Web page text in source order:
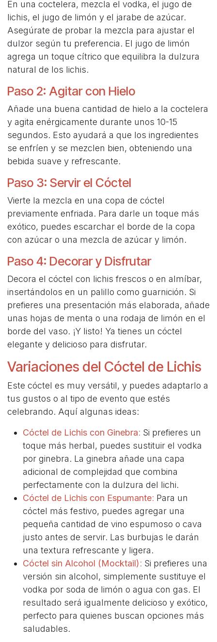
En una coctelera, mezcla el vodka, el jugo de
lichis, el jugo de limón y el jarabe de azúcar.
Asegúrate de probar la mezcla para ajustar el
dulzor según tu preferencia. El jugo de limón
agrega un toque cítrico que equilibra la dulzura
natural de los lichis.
Paso 2: Agitar con Hielo
Añade una buena cantidad de hielo a la coctelera
y agita enérgicamente durante unos 10-15
segundos. Esto ayudará a que los ingredientes
se enfríen y se mezclen bien, obteniendo una
bebida suave y refrescante.
Paso 3: Servir el Cóctel
Vierte la mezcla en una copa de cóctel
previamente enfriada. Para darle un toque más
exótico, puedes escarchar el borde de la copa
con azúcar o una mezcla de azúcar y limón.
Paso 4: Decorar y Disfrutar
Decora el cóctel con lichis frescos o en almíbar,
insertándolos en un palillo como guarnición. Si
prefieres una presentación más elaborada, añade
unas hojas de menta o una rodaja de limón en el
borde del vaso. ¡Y listo! Ya tienes un cóctel
elegante y delicioso para disfrutar.
Variaciones del Cóctel de Lichis
Este cóctel es muy versátil, y puedes adaptarlo a
tus gustos o al tipo de evento que estés
celebrando. Aquí algunas ideas:
Cóctel de Lichis con Ginebra: Si prefieres un
toque más herbal, puedes sustituir el vodka
por ginebra. La ginebra añade una capa
adicional de complejidad que combina
perfectamente con la dulzura del lichi.
Cóctel de Lichis con Espumante: Para un
cóctel más festivo, puedes agregar una
pequeña cantidad de vino espumoso o cava
justo antes de servir. Las burbujas le darán
una textura refrescante y ligera.
Cóctel sin Alcohol (Mocktail): Si prefieres una
versión sin alcohol, simplemente sustituye el
vodka por soda de limón o agua con gas. El
resultado será igualmente delicioso y exótico,
perfecto para quienes buscan opciones más
saludables.